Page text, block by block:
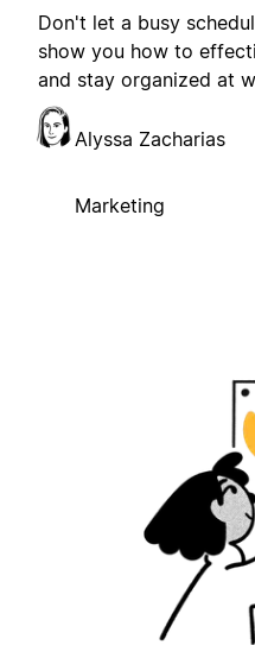
Don't let a busy
show you how to
and stay organized at
Alyssa Zacharias
Marketing